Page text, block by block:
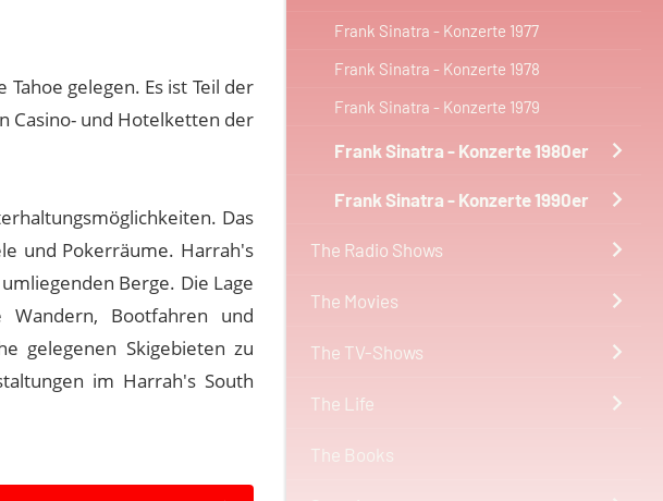
Frank Sinatra - Konzerte 1977
Frank Sinatra - Konzerte 1978
Frank Sinatra - Konzerte 1979
Frank Sinatra - Konzerte 1980er
Frank Sinatra - Konzerte 1990er
The Radio Shows
The Movies
The TV-Shows
The Life
The Books
gelegen. Es ist Teil der
Casino- und Hotelketten der
Das
und Pokerräume. Harrah's
Berge. Die Lage
Bootfahren und
gelegenen Skigebieten zu
im Harrah's South